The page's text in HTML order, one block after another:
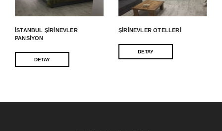
İSTANBUL ŞIRINEVLER
PANSIYON
DETAY
ŞIRINEVLER OTELLERI
DETAY